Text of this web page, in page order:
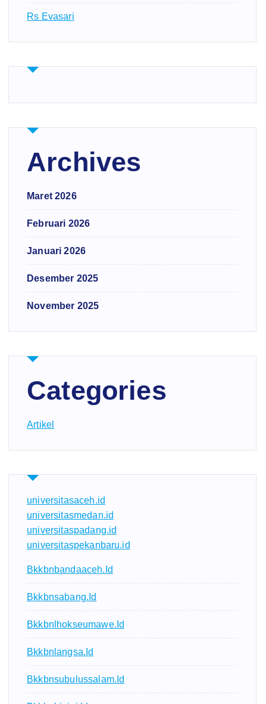
Rs Evasari
Archives
Maret 2026
Februari 2026
Januari 2026
Desember 2025
November 2025
Categories
Artikel
universitasaceh.id
universitasmedan.id
universitaspadang.id
universitaspekanbaru.id
Bkkbnbandaaceh.id
Bkkbnsabang.id
Bkkbnlhokseumawe.id
Bkkbnlangsa.id
Bkkbnsubulussalam.id